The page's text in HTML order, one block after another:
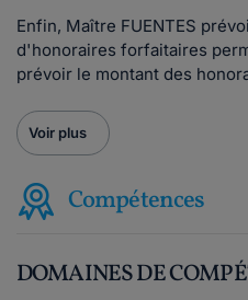
Enfin, Maître FUENTES
d'honoraires forfaitaires
prévoir le montant des
Voir plus
Compétences
DOMAINES DE